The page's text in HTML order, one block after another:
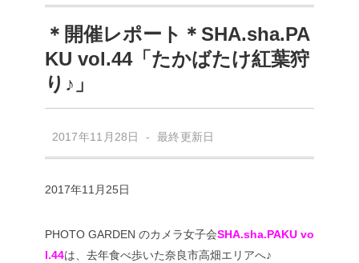
＊開催レポート＊SHA.sha.PA
KU vol.44「たかばたけ紅葉狩
り♪」
2017年11月28日 - 最終更新日
2017年11月25日
PHOTO GARDEN のカメラ女子会SHA.sha.PAKU vo
l.44は、去年食べ歩いた奈良市高畑エリアへ♪